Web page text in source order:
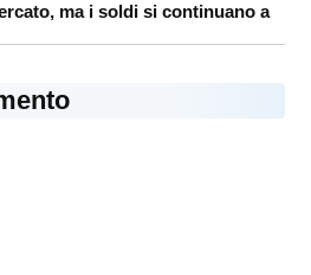
ma i soldi si continuano a